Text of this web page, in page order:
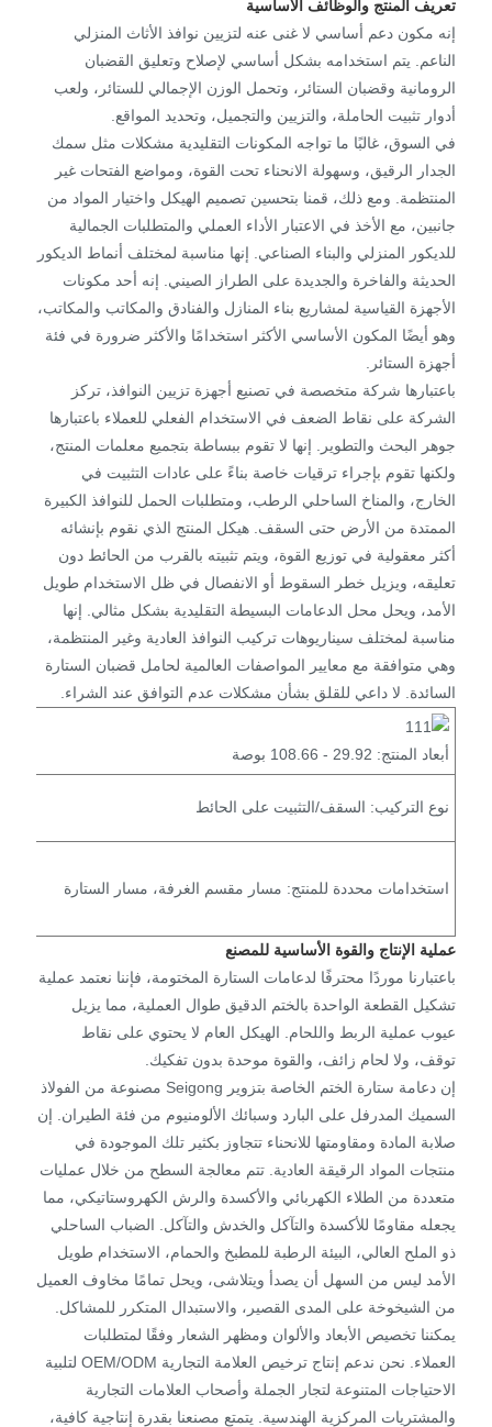
تعريف المنتج والوظائف الأساسية
إنه مكون دعم أساسي لا غنى عنه لتزيين نوافذ الأثاث المنزلي
الناعم. يتم استخدامه بشكل أساسي لإصلاح وتعليق القضبان
الرومانية وقضبان الستائر، وتحمل الوزن الإجمالي للستائر، ولعب
أدوار تثبيت الحاملة، والتزيين والتجميل، وتحديد المواقع.
في السوق، غالبًا ما تواجه المكونات التقليدية مشكلات مثل سمك
الجدار الرقيق، وسهولة الانحناء تحت القوة، ومواضع الفتحات غير
المنتظمة. ومع ذلك، قمنا بتحسين تصميم الهيكل واختيار المواد من
جانبين، مع الأخذ في الاعتبار الأداء العملي والمتطلبات الجمالية
للديكور المنزلي والبناء الصناعي. إنها مناسبة لمختلف أنماط الديكور
الحديثة والفاخرة والجديدة على الطراز الصيني. إنه أحد مكونات
الأجهزة القياسية لمشاريع بناء المنازل والفنادق والمكاتب والمكاتب،
وهو أيضًا المكون الأساسي الأكثر استخدامًا والأكثر ضرورة في فئة
أجهزة الستائر.
باعتبارها شركة متخصصة في تصنيع أجهزة تزيين النوافذ، تركز
الشركة على نقاط الضعف في الاستخدام الفعلي للعملاء باعتبارها
جوهر البحث والتطوير. إنها لا تقوم ببساطة بتجميع معلمات المنتج،
ولكنها تقوم بإجراء ترقيات خاصة بناءً على عادات التثبيت في
الخارج، والمناخ الساحلي الرطب، ومتطلبات الحمل للنوافذ الكبيرة
الممتدة من الأرض حتى السقف. هيكل المنتج الذي نقوم بإنشائه
أكثر معقولية في توزيع القوة، ويتم تثبيته بالقرب من الحائط دون
تعليقه، ويزيل خطر السقوط أو الانفصال في ظل الاستخدام طويل
الأمد، ويحل محل الدعامات البسيطة التقليدية بشكل مثالي. إنها
مناسبة لمختلف سيناريوهات تركيب النوافذ العادية وغير المنتظمة،
وهي متوافقة مع معايير المواصفات العالمية لحامل قضبان الستارة
السائدة. لا داعي للقلق بشأن مشكلات عدم التوافق عند الشراء.
أبعاد المنتج: 29.92 - 108.66 بوصة
نوع التركيب: السقف/التثبيت على الحائط
استخدامات محددة للمنتج: مسار مقسم الغرفة، مسار الستارة
عملية الإنتاج والقوة الأساسية للمصنع
باعتبارنا موردًا محترفًا لدعامات الستارة المختومة، فإننا نعتمد عملية
تشكيل القطعة الواحدة بالختم الدقيق طوال العملية، مما يزيل
عيوب عملية الربط واللحام. الهيكل العام لا يحتوي على نقاط
توقف، ولا لحام زائف، والقوة موحدة بدون تفكيك.
إن دعامة ستارة الختم الخاصة بتزوير Seigong مصنوعة من الفولاذ
السميك المدرفل على البارد وسبائك الألومنيوم من فئة الطيران. إن
صلابة المادة ومقاومتها للانحناء تتجاوز بكثير تلك الموجودة في
منتجات المواد الرقيقة العادية. تتم معالجة السطح من خلال عمليات
متعددة من الطلاء الكهربائي والأكسدة والرش الكهروستاتيكي، مما
يجعله مقاومًا للأكسدة والتآكل والخدش والتآكل. الضباب الساحلي
ذو الملح العالي، البيئة الرطبة للمطبخ والحمام، الاستخدام طويل
الأمد ليس من السهل أن يصدأ ويتلاشى، ويحل تمامًا مخاوف العميل
من الشيخوخة على المدى القصير، والاستبدال المتكرر للمشاكل.
يمكننا تخصيص الأبعاد والألوان ومظهر الشعار وفقًا لمتطلبات
العملاء. نحن ندعم إنتاج ترخيص العلامة التجارية OEM/ODM لتلبية
الاحتياجات المتنوعة لتجار الجملة وأصحاب العلامات التجارية
والمشتريات المركزية الهندسية. يتمتع مصنعنا بقدرة إنتاجية كافية،